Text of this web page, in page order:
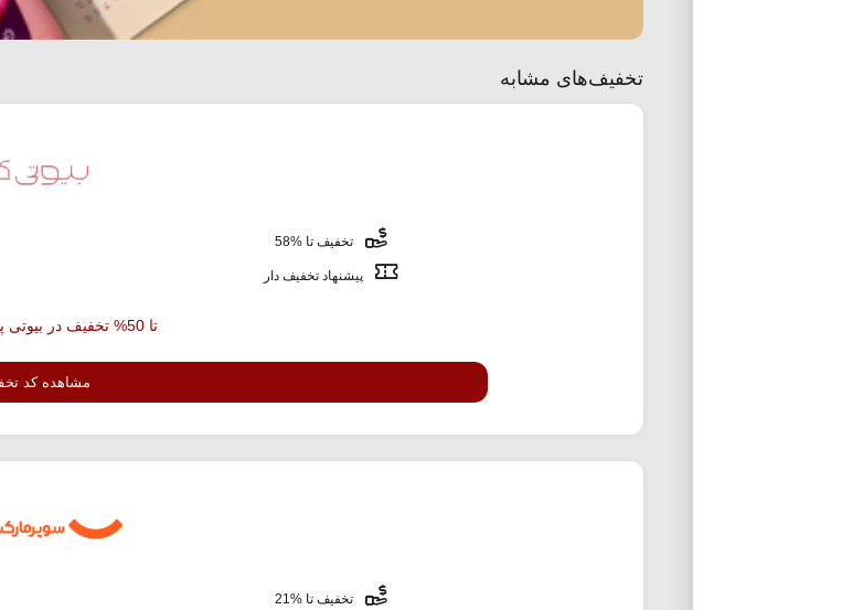
تخفیف‌های مشابه
تخفیف تا %58
پیشنهاد تخفیف دار
تا 50% تخفیف در بیوتی پارتی بیوتی کد
مشاهده کد
تخفیف تا %21